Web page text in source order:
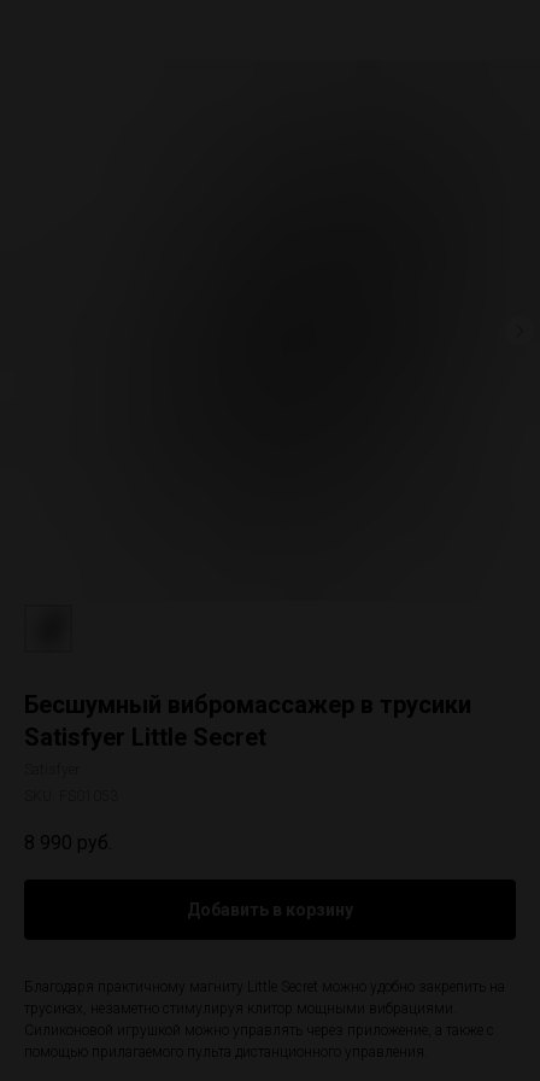
Бесшумный вибромассажер в трусики
Satisfyer Little Secret
8 990 руб.
Добавить в корзину
Благодаря практичному магниту Little Secret можно удобно закрепить на
трусиках, незаметно стимулируя клитор мощными вибрациями.
Силиконовой игрушкой можно управлять через приложение, а также с
помощью прилагаемого пульта дистанционного управления.